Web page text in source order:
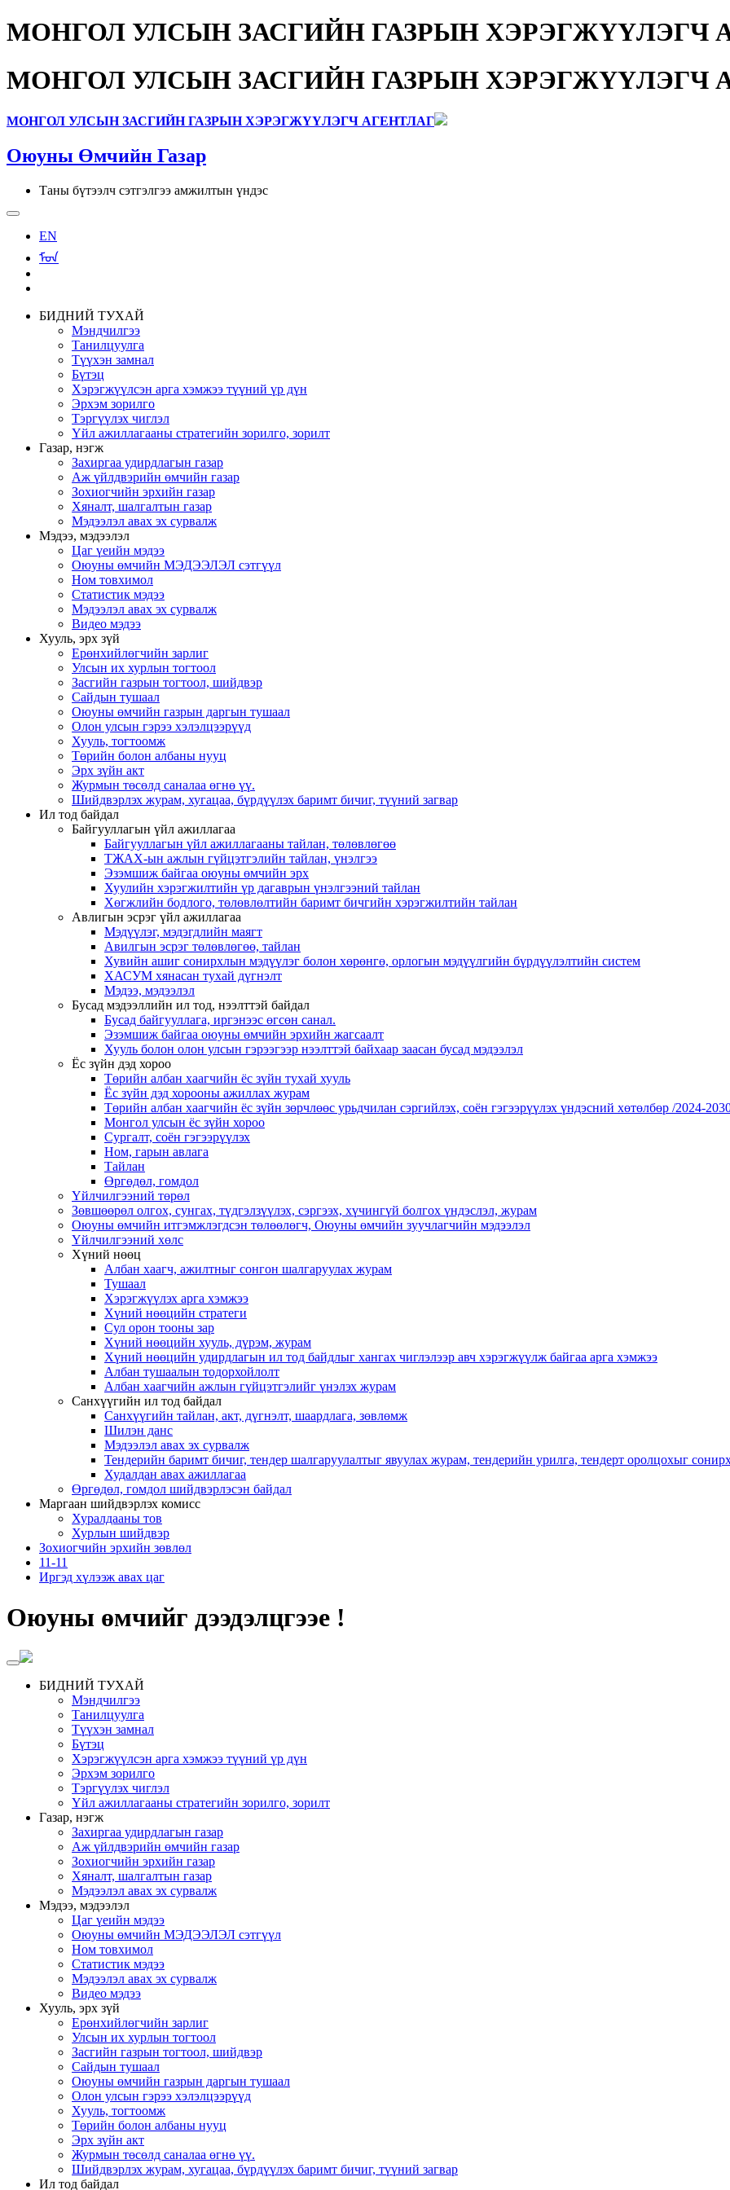
МОНГОЛ УЛСЫН ЗАСГИЙН ГАЗРЫН ХЭРЭГЖҮҮЛЭГЧ
МОНГОЛ УЛСЫН ЗАСГИЙН ГАЗРЫН ХЭРЭГЖҮҮЛЭГЧ
МОНГОЛ УЛСЫН ЗАСГИЙН ГАЗРЫН ХЭРЭГЖҮҮЛЭГЧ АГЕНТЛАГ
Оюуны Өмчийн Газар
Таны бүтээлч сэтгэлгээ амжилтын үндэс
EN
ᠮᠣᠨ
БИДНИЙ ТУХАЙ
Мэндчилгээ
Танилцуулга
Түүхэн замнал
Бүтэц
Хэрэгжүүлсэн арга хэмжээ түүний үр дүн
Эрхэм зорилго
Тэргүүлэх чиглэл
Үйл ажиллагааны стратегийн зорилго, зорилт
Газар, нэгж
Захиргаа удирдлагын газар
Аж үйлдвэрийн өмчийн газар
Зохиогчийн эрхийн газар
Хяналт, шалгалтын газар
Мэдээлэл авах эх сурвалж
Мэдээ, мэдээлэл
Цаг үеийн мэдээ
Оюуны өмчийн МЭДЭЭЛЭЛ сэтгүүл
Ном товхимол
Статистик мэдээ
Мэдээлэл авах эх сурвалж
Видео мэдээ
Хууль, эрх зүй
Ерөнхийлөгчийн зарлиг
Улсын их хурлын тогтоол
Засгийн газрын тогтоол, шийдвэр
Сайдын тушаал
Оюуны өмчийн газрын даргын тушаал
Олон улсын гэрээ хэлэлцээрүүд
Хууль, тогтоомж
Төрийн болон албаны нууц
Эрх зүйн акт
Журмын төсөлд саналаа өгнө үү.
Шийдвэрлэх журам, хугацаа, бүрдүүлэх баримт бичиг, түүний загвар
Ил тод байдал
Байгууллагын үйл ажиллагаа
Байгууллагын үйл ажиллагааны тайлан, төлөвлөгөө
ТЖАХ-ын ажлын гүйцэтгэлийн тайлан, үнэлгээ
Эзэмшиж байгаа оюуны өмчийн эрх
Хуулийн хэрэгжилтийн үр дагаврын үнэлгээний тайлан
Хөгжлийн бодлого, төлөвлөлтийн баримт бичгийн хэрэгжилтийн тайлан
Авлигын эсрэг үйл ажиллагаа
Мэдүүлэг, мэдэгдлийн маягт
Авилгын эсрэг төлөвлөгөө, тайлан
Хувийн ашиг сонирхлын мэдүүлэг болон хөрөнгө, орлогын мэдүүлгийн бүрдүүлэлтийн систем
ХАСУМ хянасан тухай дүгнэлт
Мэдээ, мэдээлэл
Бусад мэдээллийн ил тод, нээлттэй байдал
Бусад байгууллага, иргэнээс өгсөн санал.
Эзэмшиж байгаа оюуны өмчийн эрхийн жагсаалт
Хууль болон олон улсын гэрээгээр нээлттэй байхаар заасан бусад мэдээлэл
Ёс зүйн дэд хороо
Төрийн албан хаагчийн ёс зүйн тухай хууль
Ёс зүйн дэд хорооны ажиллах журам
Төрийн албан хаагчийн ёс зүйн зөрчлөөс урьдчилан сэргийлэх, соён гэгээрүүлэх үндэсний хөтөлбөр /2024-
Монгол улсын ёс зүйн хороо
Cургалт, cоён гэгээрүүлэх
Ном, гарын авлага
Тайлан
Өргөдөл, гомдол
Үйлчилгээний төрөл
Зөвшөөрөл олгох, сунгах, түдгэлзүүлэх, сэргээх, хүчингүй болгох үндэслэл, журам
Оюуны өмчийн итгэмжлэгдсэн төлөөлөгч, Оюуны өмчийн зуучлагчийн мэдээлэл
Үйлчилгээний хөлс
Хүний нөөц
Албан хаагч, ажилтныг сонгон шалгаруулах журам
Тушаал
Хэрэгжүүлэх арга хэмжээ
Хүний нөөцийн стратеги
Сул орон тооны зар
Хүний нөөцийн хууль, дүрэм, журам
Хүний нөөцийн удирдлагын ил тод байдлыг хангах чиглэлээр авч хэрэгжүүлж байгаа арга хэмжээ
Албан тушаалын тодорхойлолт
Албан хаагчийн ажлын гүйцэтгэлийг үнэлэх журам
Санхүүгийн ил тод байдал
Санхүүгийн тайлан, акт, дүгнэлт, шаардлага, зөвлөмж
Шилэн данс
Мэдээлэл авах эх сурвалж
Тендерийн баримт бичиг, тендер шалгаруулалтыг явуулах журам, тендерийн урилга, тендерт оролцохыг
Худалдан авах ажиллагаа
Өргөдөл, гомдол шийдвэрлэсэн байдал
Маргаан шийдвэрлэх комисс
Хуралдааны тов
Хурлын шийдвэр
Зохиогчийн эрхийн зөвлөл
11-11
Иргэд хүлээж авах цаг
Оюуны өмчийг дээдэлцгээе !
БИДНИЙ ТУХАЙ
Мэндчилгээ
Танилцуулга
Түүхэн замнал
Бүтэц
Хэрэгжүүлсэн арга хэмжээ түүний үр дүн
Эрхэм зорилго
Тэргүүлэх чиглэл
Үйл ажиллагааны стратегийн зорилго, зорилт
Газар, нэгж
Захиргаа удирдлагын газар
Аж үйлдвэрийн өмчийн газар
Зохиогчийн эрхийн газар
Хяналт, шалгалтын газар
Мэдээлэл авах эх сурвалж
Мэдээ, мэдээлэл
Цаг үеийн мэдээ
Оюуны өмчийн МЭДЭЭЛЭЛ сэтгүүл
Ном товхимол
Статистик мэдээ
Мэдээлэл авах эх сурвалж
Видео мэдээ
Хууль, эрх зүй
Ерөнхийлөгчийн зарлиг
Улсын их хурлын тогтоол
Засгийн газрын тогтоол, шийдвэр
Сайдын тушаал
Оюуны өмчийн газрын даргын тушаал
Олон улсын гэрээ хэлэлцээрүүд
Хууль, тогтоомж
Төрийн болон албаны нууц
Эрх зүйн акт
Журмын төсөлд саналаа өгнө үү.
Шийдвэрлэх журам, хугацаа, бүрдүүлэх баримт бичиг, түүний загвар
Ил тод байдал